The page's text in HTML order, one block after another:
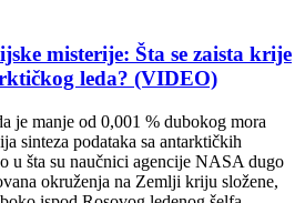
misterije: Šta se zaista krije
leda? (VIDEO)
je manje od 0,001 % dubokog mora
sinteza podataka sa antarktičkih
u šta su naučnici agencije NASA dugo
okruženja na Zemlji kriju složene,